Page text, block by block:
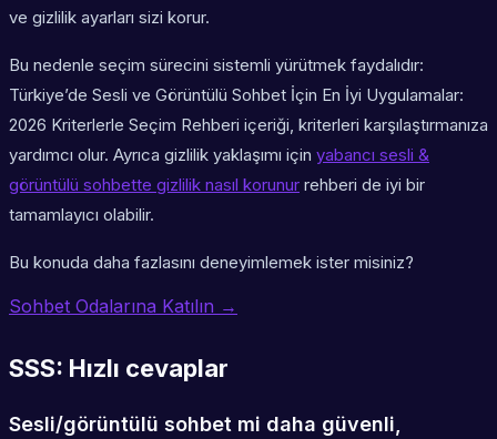
ve gizlilik ayarları sizi korur.
Bu nedenle seçim sürecini sistemli yürütmek faydalıdır:
Türkiye’de Sesli ve Görüntülü Sohbet İçin En İyi Uygulamalar:
2026 Kriterlerle Seçim Rehberi içeriği, kriterleri karşılaştırmanıza
yardımcı olur. Ayrıca gizlilik yaklaşımı için yabancı sesli &
görüntülü sohbette gizlilik nasıl korunur rehberi de iyi bir
tamamlayıcı olabilir.
Bu konuda daha fazlasını deneyimlemek ister misiniz?
Sohbet Odalarına Katılın →
SSS: Hızlı cevaplar
Sesli/görüntülü sohbet mi daha güvenli,